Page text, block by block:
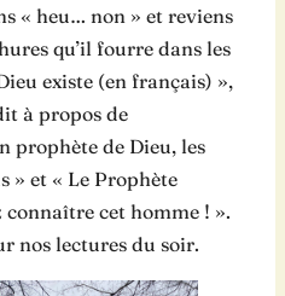
« heu… non » et reviens
qu’il fourre dans les
existe (en français) »,
à propos de
prophète de Dieu, les
» et « Le Prophète
cet homme ! ».
nos lectures du soir.